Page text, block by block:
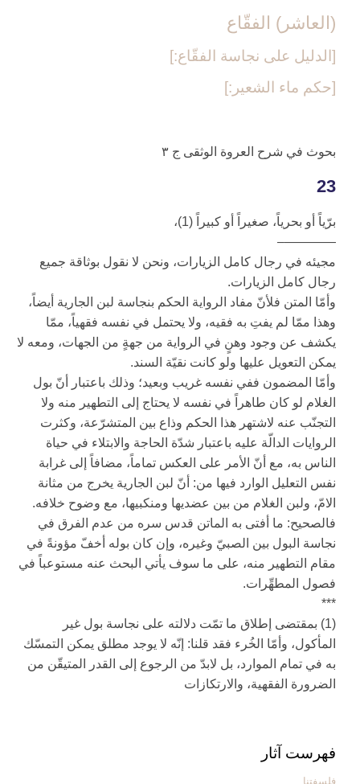
(العاشر) الفقّاع‏
[الدليل على نجاسة الفقّاع:]
[حكم ماء الشعير:]
بحوث في شرح العروة الوثقى ج ۳
23
برّياً أو بحرياً، صغيراً أو كبيراً (1)،
————–
مجيئه في رجال كامل الزيارات، ونحن لا نقول بوثاقة جميع
رجال كامل الزيارات.
وأمّا المتن فلأنّ مفاد الرواية الحكم بنجاسة لبن الجارية أيضاً،
وهذا ممّا لم يفتِ به فقيه، ولا يحتمل في نفسه فقهياً، ممّا
يكشف عن وجود وهنٍ في الرواية من جهةٍ من الجهات، ومعه لا
يمكن التعويل عليها ولو كانت نقيّة السند.
وأمّا المضمون ففي نفسه غريب وبعيد؛ وذلك باعتبار أنّ بول
الغلام لو كان طاهراً في نفسه لا يحتاج إلى التطهير منه ولا
التجنّب عنه لاشتهر هذا الحكم وذاع بين المتشرّعة، وكثرت
الروايات الدالّة عليه باعتبار شدّة الحاجة والابتلاء في حياة
الناس به، مع أنّ الأمر على العكس تماماً، مضافاً إلى غرابة
نفس التعليل الوارد فيها من: أنّ لبن الجارية يخرج من مثانة
الامّ، ولبن الغلام من بين عضديها ومنكبيها، مع وضوح خلافه.
فالصحيح: ما أفتى به الماتن قدس سره من عدم الفرق في
نجاسة البول بين الصبيّ وغيره، وإن كان بوله أخفّ مؤونةً في
مقام التطهير منه، على ما سوف يأتي البحث عنه مستوعباً في
فصول المطهِّرات.
***
(1) بمقتضى إطلاق ما تمّت دلالته على نجاسة بول غير
المأكول، وأمّا الخُرء فقد قلنا: إنّه لا يوجد مطلق يمكن التمسّك
به في تمام الموارد، بل لابدّ من الرجوع إلى القدر المتيقّن من
الضرورة الفقهية، والارتكازات‏
فهرست آثار
فلسفتنا